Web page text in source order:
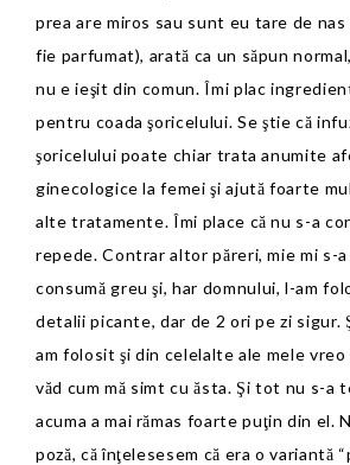
prea are miros sau sunt eu tare de nas
fie parfumat), arată ca un săpun
nu e ieşit din comun. Îmi plac
pentru coada şoricelului. Se ştie că
şoricelului poate chiar trata anumite
ginecologice la femei şi ajută foarte
alte tratamente. Îmi place că nu s-a
repede. Contrar altor păreri, mie mi s-
consumă greu şi, har domnului, l-am
detalii picante, dar de 2 ori pe zi sigur.
am folosit şi din celelalte ale mele vreo
văd cum mă simt cu ăsta. Şi tot nu s-a
acuma a mai rămas foarte puţin din el.
poză, că înţelesesem că era o variantă